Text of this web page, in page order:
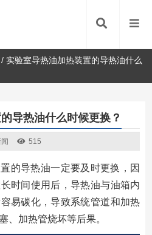
/ 实验室导热油加热装置的导热油什么
导热油什么时候更换？
515
的导热油一定要及时更换，因
时间使用后，导热油与油箱内
易碳化，导致系统管道和加热
、加热管烧坏等后果。